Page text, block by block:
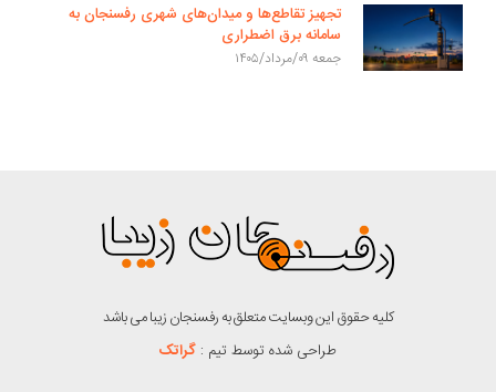
تجهیز تقاطع‌ها و میدان‌های شهری رفسنجان به
سامانه برق اضطراری
جمعه ۰۹/مرداد/۱۴۰۵
کلیه حقوق این وبسایت متعلق به رفسنجان زیبا می باشد
طراحی شده توسط تیم : گراتک